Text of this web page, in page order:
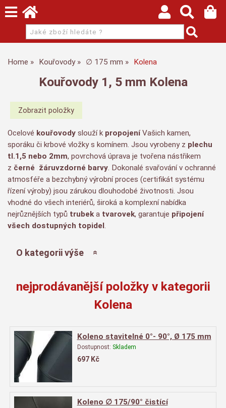
Home Kouřovody ∅ 175 mm Kolena
Kouřovody 1, 5 mm Kolena
Ocelové kouřovody slouží kpropojeníVašich kamen,
sporáku či krbové vložky s komínem. Jsou vyrobeny z plechu
tl.1,5 nebo 2mm, povrchová úprava je tvořena nástřikem
z černé žáruvzdorné barvy. Dokonalé svařování v ochranné
atmosféře a bezchybný výrobní proces (certifikát systému
řízení výroby) jsou zárukou dlouhodobé životnosti. Jsou
vhodné do všech interiérů, široká a komplexní nabídka
nejrůznějších typů trubeka tvarovek, garantuje připojení
všech dostupných topidel.
O kategorii výše
nejprodávanější položky v kategorii
Kolena
Koleno stavitelné 0°- 90°, Ø 175 mm
Dostupnost: Skladem
697 Kč
Koleno ∅ 175/90° čistící